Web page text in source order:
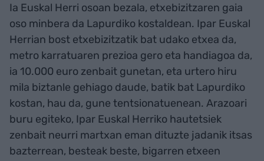
Ia Euskal Herri osoan bezala, etxebizitzaren gaia
oso minbera da Lapurdiko kostaldean. Ipar Euskal
Herrian bost etxebizitzatik bat udako etxea da,
metro karratuaren prezioa gero eta handiagoa da,
ia 10.000 euro zenbait gunetan, eta urtero hiru
mila biztanle gehiago daude, batik bat Lapurdiko
kostan, hau da, gune tentsionatuenean. Arazoari
buru egiteko, Ipar Euskal Herriko hautetsiek
zenbait neurri martxan eman dituzte jadanik itsas
bazterrean, besteak beste, bigarren etxeen